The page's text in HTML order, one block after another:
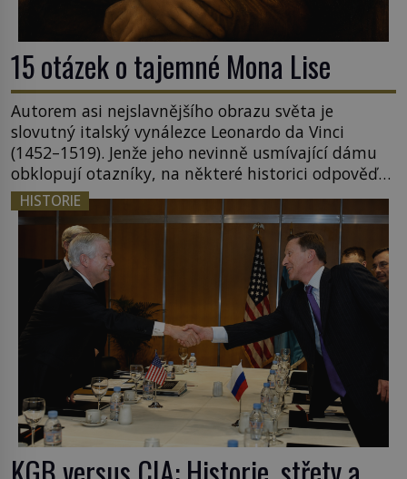
15 otázek o tajemné Mona Lise
Autorem asi nejslavnějšího obrazu světa je
slovutný italský vynálezce Leonardo da Vinci
(1452–1519). Jenže jeho nevinně usmívající dámu
obklopují otazníky, na některé historici odpověď
objeví, jiné zůstanou nezodpovězené. Kam si ji
pověsil Napoleon? Samotný císař Napoleon
Bonaparte (1769–1821) má pro malbu slabost, a
tak si ji ještě jako první konzul přemístí do své
ložnice v Tuilerisjkém […]
HISTORIE